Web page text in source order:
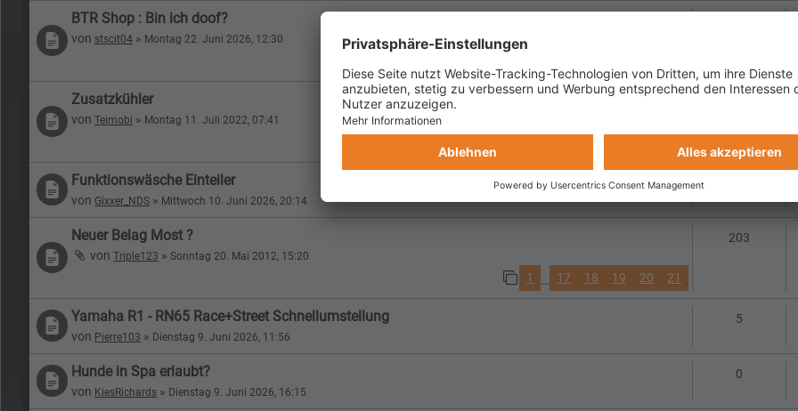
BTR Shop : Bin ich doof?
von stscit04 » Montag 22. Juni 2026, 12:30
Zusatzkühler
vonTeimobi » Montag 11. Juli 2022, 07:41
Funktionswäsche Einteiler
von Gixxer_NDS » Mittwoch 10. Juni 2026, 20:14
Neuer Belag Most ?
vonTriple123 » Sonntag 20. Mai 2012, 15:20
1 … 17 18 19 20 21
203
Yamaha R1 - RN65 Race+Street Schnellumstellung
von Pierre103 » Dienstag 9. Juni 2026, 11:56
5
Hunde in Spa erlaubt?
von KiesRichards » Dienstag 9. Juni 2026, 16:15
0